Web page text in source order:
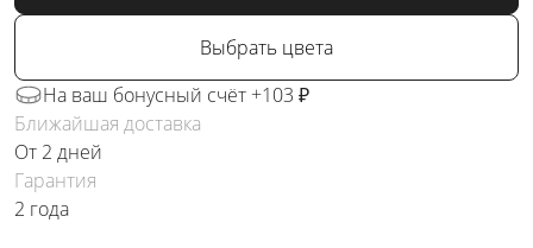
Выбрать цвета
На ваш бонусный счёт +103 ₽
Ближайшая доставка
От 2 дней
Гарантия
2 года